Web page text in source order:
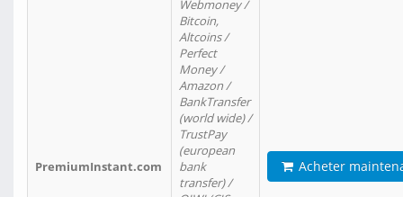
PremiumInstant.com
Webmoney /
Bitcoin,
Altcoins /
Perfect
Money /
Amazon /
BankTransfer
(world wide) /
TrustPay
(european
bank
transfer) /
Acheter